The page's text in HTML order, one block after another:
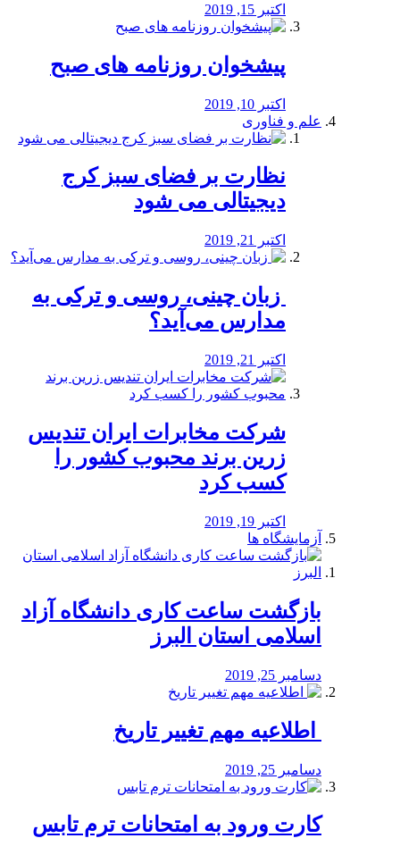
اکتبر 15, 2019
پیشخوان روزنامه های صبح
اکتبر 10, 2019
علم و فناوری
نظارت بر فضای سبز کرج
دیجیتالی می شود
اکتبر 21, 2019
️ زبان چینی، روسی و ترکی به
مدارس می‌آید؟
اکتبر 21, 2019
شرکت مخابرات ایران تندیس
زرین برند محبوب کشور را
کسب کرد
اکتبر 19, 2019
آزمایشگاه ها
بازگشت ساعت کاری دانشگاه آزاد
اسلامی استان البرز
دسامبر 25, 2019
️ اطلاعیه مهم تغییر تاریخ
دسامبر 25, 2019
کارت ورود به امتحانات ترم تابس